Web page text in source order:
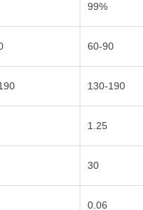
99%
60-90
130-190
1.25
30
0.06